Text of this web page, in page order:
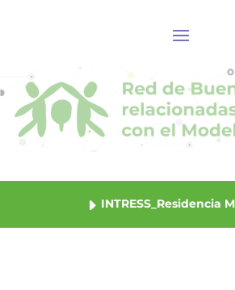
INTRESS_Residencia